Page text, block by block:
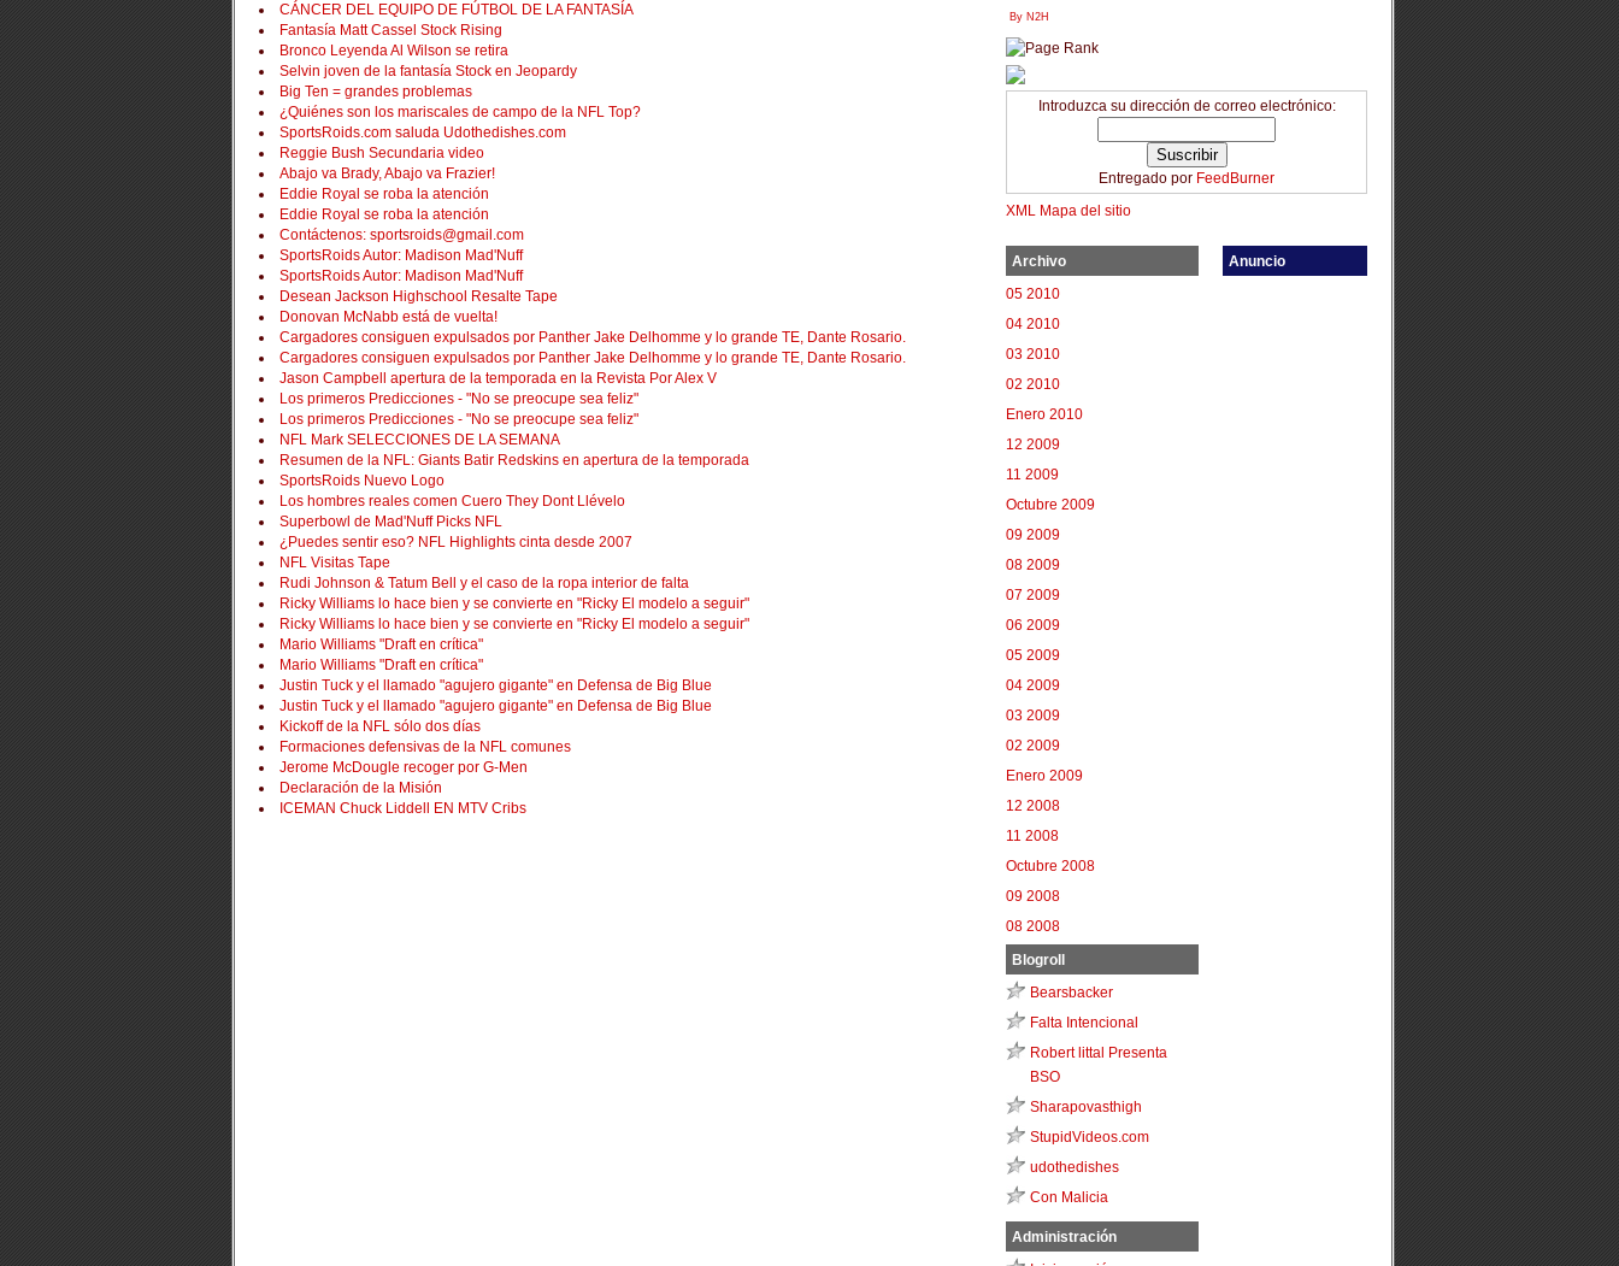
CÁNCER DEL EQUIPO DE FÚTBOL DE LA FANTASÍA
Fantasía Matt Cassel Stock Rising
Bronco Leyenda Al Wilson se retira
Selvin joven de la fantasía Stock en Jeopardy
Big Ten = grandes problemas
¿Quiénes son los mariscales de campo de la NFL Top?
SportsRoids.com saluda Udothedishes.com
Reggie Bush Secundaria video
Abajo va Brady, Abajo va Frazier!
Eddie Royal se roba la atención
Eddie Royal se roba la atención
Contáctenos: sportsroids@gmail.com
SportsRoids Autor: Madison Mad'Nuff
SportsRoids Autor: Madison Mad'Nuff
Desean Jackson Highschool Resalte Tape
Donovan McNabb está de vuelta!
Cargadores consiguen expulsados ​​por Panther Jake Delhomme y lo grande TE, Dante Rosario.
Cargadores consiguen expulsados ​​por Panther Jake Delhomme y lo grande TE, Dante Rosario.
Jason Campbell apertura de la temporada en la Revista Por Alex V
Los primeros Predicciones - "No se preocupe sea feliz"
Los primeros Predicciones - "No se preocupe sea feliz"
NFL Mark SELECCIONES DE LA SEMANA
Resumen de la NFL: Giants Batir Redskins en apertura de la temporada
SportsRoids Nuevo Logo
Los hombres reales comen Cuero They Dont Llévelo
Superbowl de Mad'Nuff Picks NFL
¿Puedes sentir eso? NFL Highlights cinta desde 2007
NFL Visitas Tape
Rudi Johnson & Tatum Bell y el caso de la ropa interior de falta
Ricky Williams lo hace bien y se convierte en "Ricky El modelo a seguir"
Ricky Williams lo hace bien y se convierte en "Ricky El modelo a seguir"
Mario Williams "Draft en crítica"
Mario Williams "Draft en crítica"
Justin Tuck y el llamado "agujero gigante" en Defensa de Big Blue
Justin Tuck y el llamado "agujero gigante" en Defensa de Big Blue
Kickoff de la NFL sólo dos días
Formaciones defensivas de la NFL comunes
Jerome McDougle recoger por G-Men
Declaración de la Misión
ICEMAN Chuck Liddell EN MTV Cribs
By N2H
Introduzca su dirección de correo electrónico:
Entregado por FeedBurner
XML Mapa del sitio
Archivo
05 2010
04 2010
03 2010
02 2010
Enero 2010
12 2009
11 2009
Octubre 2009
09 2009
08 2009
07 2009
06 2009
05 2009
04 2009
03 2009
02 2009
Enero 2009
12 2008
11 2008
Octubre 2008
09 2008
08 2008
Blogroll
Bearsbacker
Falta Intencional
Robert littal Presenta
BSO
Sharapovasthigh
StupidVideos.com
udothedishes
Con Malicia
Administración
Anuncio